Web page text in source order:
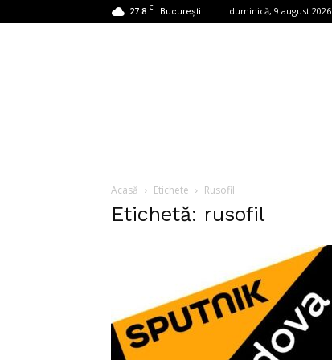
27.8 C București duminică, 9 august 2026
Acasă Etichete Rusofil
Etichetă: rusofil